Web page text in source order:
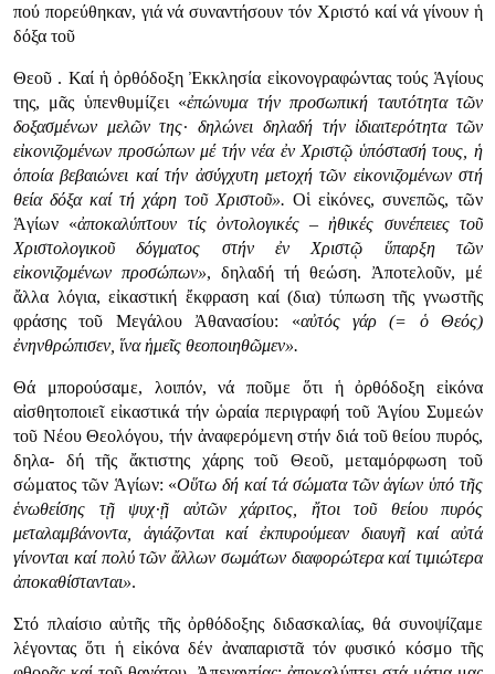
πού πορεύθηκαν, γιά νά συναντήσουν τόν Χριστό καί νά γίνουν ἡ
δόξα τοῦ
Θεοῦ . Καί ἡ ὀρθόδοξη Ἐκκλησία εἰκονογραφώντας τούς Ἁγίους
της, μᾶς ὑπενθυμίζει «ἐπώνυματήν προσωπική ταυτότητα τῶν
δοξασμένων μελῶν της· δηλώνει δηλαδή τήν ἰδιαιτερότητα τῶν
εἰκονιζομένων προσώπων μέ τήν νέα ἐν Χριστῷ ὑπόστασή τους, ἡ
ὁποία βεβαιώνει καί τήν ἀσύγχυτη μετοχή τῶν εἰκονιζομένων στή
θεία δόξα καί τή χάρη τοῦ Χριστοῦ». Οἱ εἰκόνες, συνεπῶς, τῶν
Ἁγίων «ἀποκαλύπτουν τίς ὀντολογικές – ἠθικές συνέπειες τοῦ
Χριστολογικοῦ δόγματος στήν ἐν Χριστῷ ὕπαρξη τῶν
εἰκονιζομένων προσώπων», δηλαδή τή θεώση. Ἀποτελοῦν, μέ
ἄλλα λόγια, εἰκαστική ἔκφραση καί (δια) τύπωση τῆς γνωστῆς
φράσης τοῦ Μεγάλου Ἀθανασίου: «αὐτόςγάρ (= ὁ Θεός)
ἐνηνθρώπισεν, ἵνα ἡμεῖς θεοποιηθῶμεν».
Θά μπορούσαμε, λοιπόν, νά ποῦμε ὅτι ἡ ὀρθόδοξη εἰκόνα
αἰσθητοποιεῖ εἰκαστικά τήν ὡραία περιγραφή τοῦ Ἁγίου Συμεών
τοῦ Νέου Θεολόγου, τήν ἀναφερόμενη στήν διά τοῦ θείου πυρός,
δηλα- δή τῆς ἄκτιστης χάρης τοῦ Θεοῦ, μεταμόρφωση τοῦ
σώματος τῶν Ἁγίων: «Οὕτω δή καί τά σώματα τῶν ἁγίων ὑπό τῆς
ἑνωθείσης τῇ ψυχ·ῇ αὐτῶν χάριτος, ἤτοι τοῦ θείου πυρός
μεταλαμβάνοντα, ἁγιάζονται καί ἐκπυρούμεαν διαυγῆ καί αὐτά
γίνονται καί πολύ τῶν ἄλλων σωμάτων διαφορώτερα καί τιμιώτερα
ἀποκαθίστανται».
Στό πλαίσιο αὐτῆς τῆς ὀρθόδοξης διδασκαλίας, θά συνοψίζαμε
λέγοντας ὅτι ἡ εἰκόνα δέν ἀναπαριστᾶ τόν φυσικό κόσμο τῆς